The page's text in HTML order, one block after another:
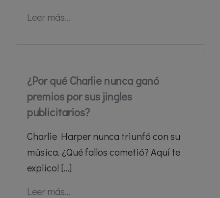
Leer más...
¿Por qué Charlie nunca ganó
premios por sus jingles
publicitarios?
Charlie Harper nunca triunfó con su
música. ¿Qué fallos cometió? Aquí te
explico! [...]
Leer más...